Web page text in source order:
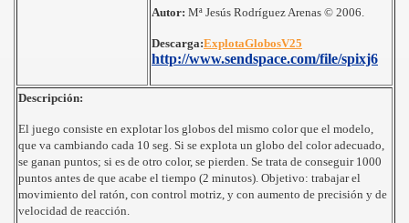
Autor: Mª Jesús Rodríguez Arenas © 2006.
Descarga:ExplotaGlobosV25
http://www.sendspace.com/file/spixj6
Descripción:
El juego consiste en explotar los globos del mismo color que el modelo,
que va cambiando cada 10 seg. Si se explota un globo del color adecuado,
se ganan puntos; si es de otro color, se pierden. Se trata de conseguir 1000
puntos antes de que acabe el tiempo (2 minutos). Objetivo: trabajar el
movimiento del ratón, con control motriz, y con aumento de precisión y de
velocidad de reacción.